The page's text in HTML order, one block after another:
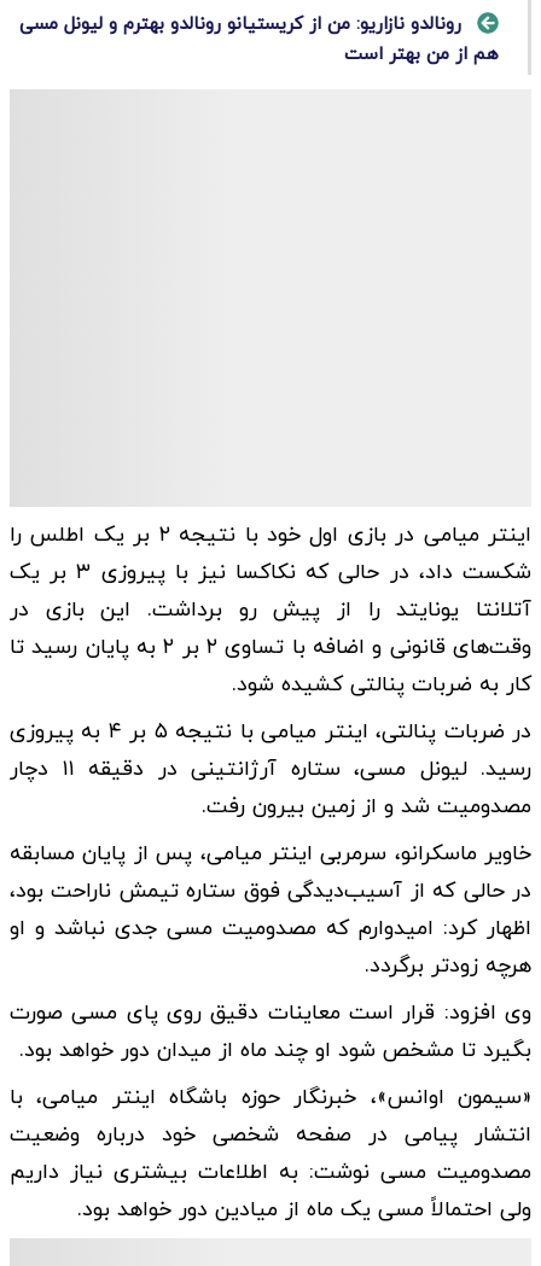
رونالدو نازاریو: من از کریستیانو رونالدو بهترم و لیونل مسی
هم از من بهتر است
اینتر میامی در بازی اول خود با نتیجه ۲ بر یک اطلس را
شکست داد، در حالی که نکاکسا نیز با پیروزی ۳ بر یک
آتلانتا یونایتد را از پیش رو برداشت. این بازی در
وقت‌های قانونی و اضافه با تساوی ۲ بر ۲ به پایان رسید تا
کار به ضربات پنالتی کشیده شود.
در ضربات پنالتی، اینتر میامی با نتیجه ۵ بر ۴ به پیروزی
رسید. لیونل مسی، ستاره آرژانتینی در دقیقه ۱۱ دچار
مصدومیت شد و از زمین بیرون رفت.
خاویر ماسکرانو، سرمربی اینتر میامی، پس از پایان مسابقه
در حالی که از آسیب‌دیدگی فوق ستاره تیمش ناراحت بود،
اظهار کرد: امیدوارم که مصدومیت مسی جدی نباشد و او
هرچه زودتر برگردد.
وی افزود: قرار است معاینات دقیق روی پای مسی صورت
بگیرد تا مشخص شود او چند ماه از میدان دور خواهد بود.
«سیمون اوانس»، خبرنگار حوزه باشگاه اینتر میامی، با
انتشار پیامی در صفحه شخصی خود درباره وضعیت
مصدومیت مسی نوشت: به اطلاعات بیشتری نیاز داریم
ولی احتمالاً مسی یک ماه از میادین دور خواهد بود.